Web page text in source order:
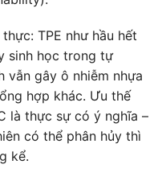
TPE như hầu hết
sinh học trong tự
vẫn gây ô nhiễm nhựa
hợp khác. Ưu thế
là thực sự có ý nghĩa –
có thể phân hủy thì
kể.